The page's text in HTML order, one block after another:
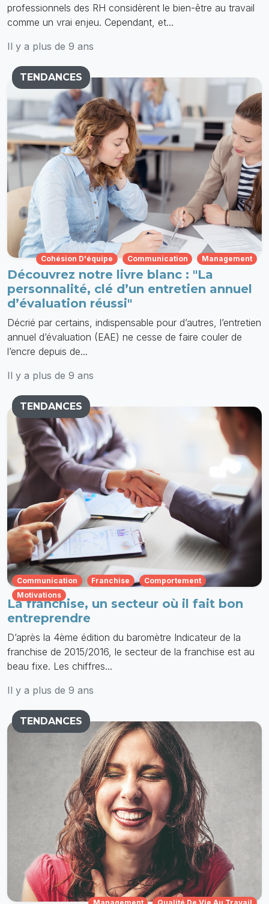
professionnels des RH considèrent le bien-être au travail
comme un vrai enjeu. Cependant, et...
Il y a plus de 9 ans
TENDANCES
Cohésion D'équipe Communication Management
Découvrez notre livre blanc : "La
personnalité, clé d’un entretien annuel
d’évaluation réussi"
Décrié par certains, indispensable pour d’autres, l’entretien
annuel d’évaluation (EAE) ne cesse de faire couler de
l’encre depuis de...
Il y a plus de 9 ans
TENDANCES
Communication Franchise
Comportement
Motivations
La franchise, un secteur où il fait bon
entreprendre
D’après la 4ème édition du baromètre Indicateur de la
franchise de 2015/2016, le secteur de la franchise est au
beau fixe. Les chiffres...
Il y a plus de 9 ans
TENDANCES